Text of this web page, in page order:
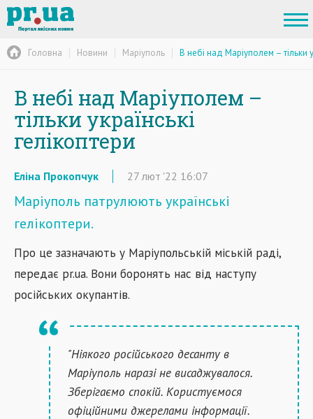
Головна Новини Маріуполь В небі над Маріуполем – тільки
В небі над Маріуполем –
тільки українські
гелікоптери
Еліна Прокопчук 27 лют '22 16:07
Маріуполь патрулюють українські
гелікоптери.
Про це зазначають у Маріупольській міській раді,
передає pr.ua. Вони боронять нас від наступу
російських окупантів.
"Ніякого російського десанту в
Маріуполь наразі не висаджувалося.
Зберігаємо спокій. Користуємося
офіційними джерелами інформації.